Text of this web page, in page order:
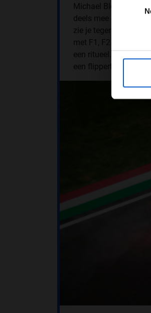
Michael
deels mee eens: "Ik
zie je tegenwoordig
met F1, F2 en F3
een ritueel. Nu ik er
een flippertje